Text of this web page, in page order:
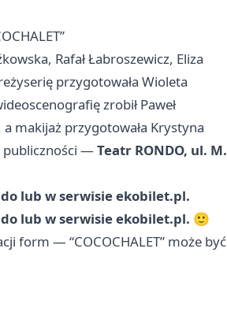
Rafał Łabroszewicz, Eliza
przygotowała Wioleta
zrobił Paweł
makijaż przygotowała Krystyna
publiczności — Teatr RONDO, ul. M.
lub w serwisie ekobilet.pl.
lub w serwisie ekobilet.pl. 🙂
form — “COCOCHALET” może być